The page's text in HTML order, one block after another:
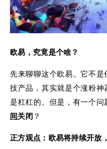
欧易，究竟是个啥？
先来聊聊这个欧易。它不
技产品，其实就是个涨粉
是杠杠的。但是，有一个问
间关闭？
正方观点：欧易将持续开放